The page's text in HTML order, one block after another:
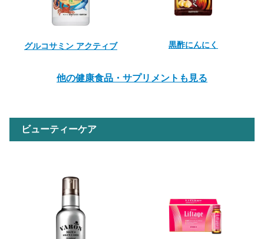
グルコサミン アクティブ 黒酢にんにく
他の健康食品・サプリメントも見る
ビューティーケア